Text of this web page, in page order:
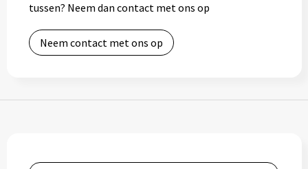
Thermosbekers
tussen? Neem dan contact met ons op
Neem contact met ons op